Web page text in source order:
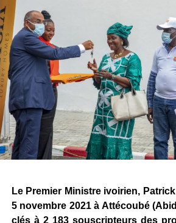
Le Premier Ministre ivoirien,
5 novembre 2021 à Attécoubé
clés à 2 183 souscripteurs des